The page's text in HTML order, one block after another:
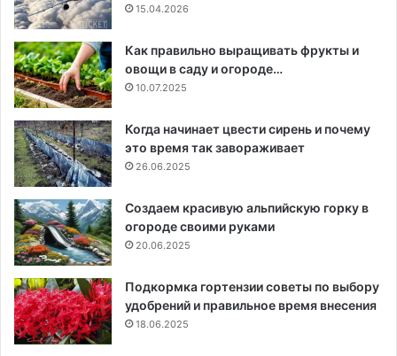
15.04.2026
Как правильно выращивать фрукты и
овощи в саду и огороде…
10.07.2025
Когда начинает цвести сирень и почему
это время так завораживает
26.06.2025
Создаем красивую альпийскую горку в
огороде своими руками
20.06.2025
Подкормка гортензии советы по выбору
удобрений и правильное время внесения
18.06.2025